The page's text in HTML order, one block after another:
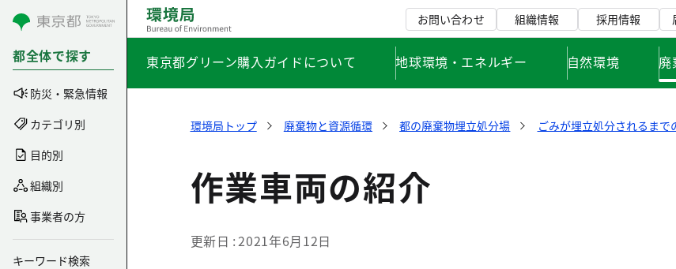
コンテンツにスキップ
都全体で探す
防災・緊急情報
カテゴリ別
目的別
組織別
事業者の方
キーワード検索
お問い合わせ 組織情報 採用情報
東京都グリーン購入ガイドについて 地球環境・エネルギー 自然環境 廃
環境局トップ 廃棄物と資源循環 都の廃棄物埋立処分場 ごみが埋立処分されるまで
作業車両の紹介
更新日 2021年6月12日